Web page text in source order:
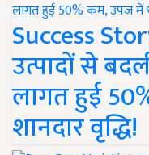
Success
उत्पादों से
लागत हुई
शानदार वृद्धि!